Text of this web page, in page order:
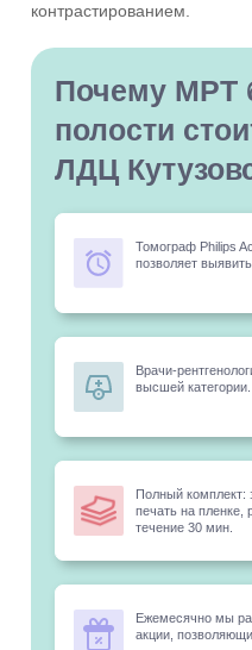
контрастированием.
Почему МРТ
полости
ЛДЦ
Томограф Philips
позволяет
Врачи-
высшей
Полный комплект:
печать на
течение 30 мин.
Ежемесячно мы
акции,